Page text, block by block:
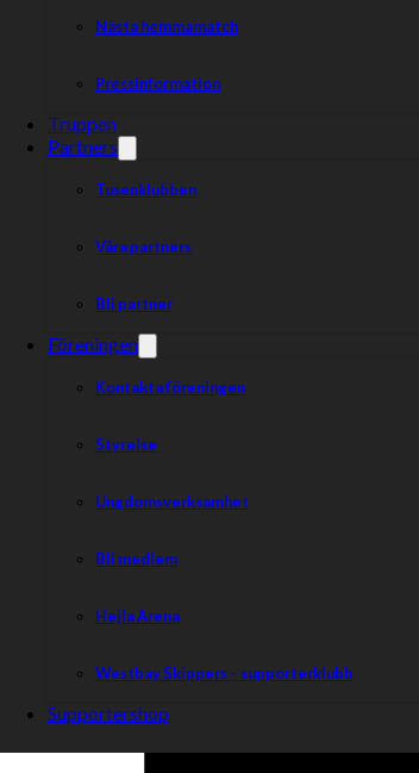
Nästa hemmamatch
Pressinformation
Truppen
Partners
Tusenklubben
Våra partners
Bli partner
Föreningen
Kontakta föreningen
Styrelse
Ungdomsverksamhet
Bli medlem
Hejla Arena
Westbay Skippers – supporterklubb
Supportershop